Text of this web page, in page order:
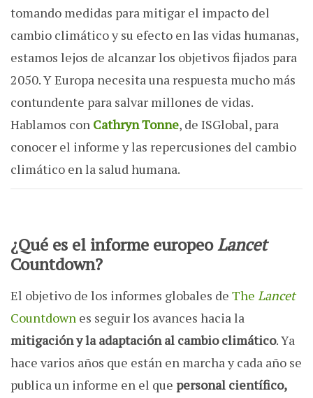
tomando medidas para mitigar el impacto del
cambio climático y su efecto en las vidas humanas,
estamos lejos de alcanzar los objetivos fijados para
2050. Y Europa necesita una respuesta mucho más
contundente para salvar millones de vidas.
Hablamos con Cathryn Tonne, de ISGlobal, para
conocer el informe y las repercusiones del cambio
climático en la salud humana.
¿Qué es el informe europeoLancet
Countdown?
El objetivo de los informes globales de The Lancet
Countdown es seguir los avances hacia la
mitigación y la adaptación al cambio climático. Ya
hace varios años que están en marcha y cada año se
publica un informe en el que personal científico,